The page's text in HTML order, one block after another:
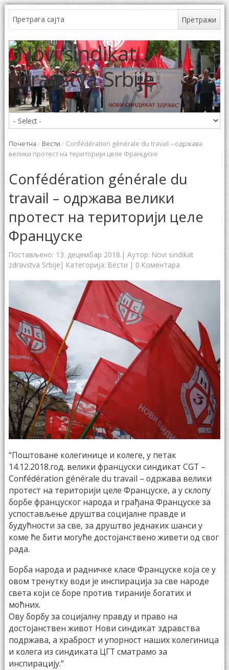
Почетна / Вести / Confédération générale du travail – одржава
велики протест на територији целе Француске
Confédération générale du
travail – одржава велики
протест на територији целе
Француске
Постављено: 13. децембар 2018. | Аутор: Novi sindikat
zdravstva Srbije | Категорија: Вести | 0 Коментара
“Поштоване колегинице и колеге, у петак
14.12.2018.год. велики француски синдикат CGT –
Confédération générale du travail – одржава велики
протест на територији целе Француске, а у склопу
борбе француског народа и грађана Француске за
успостављење друштва социјалне правде и
будућности за све, за друштво једнаких шанси у
коме ће бити могуће достојанствено живети од свог
рада.
Борба народа и радничке класе Француске која се у
овом тренутку води је инспирација за све народе
света који се боре против тираније богатих и
моћних.
Ову борбу за социјалну правду и право на
достојанствен живот Нови синдикат здравства
подржава, а храброст и упорност наших колегиница
и колега из синдиката ЦГТ сматрамо за
инспирацију.“